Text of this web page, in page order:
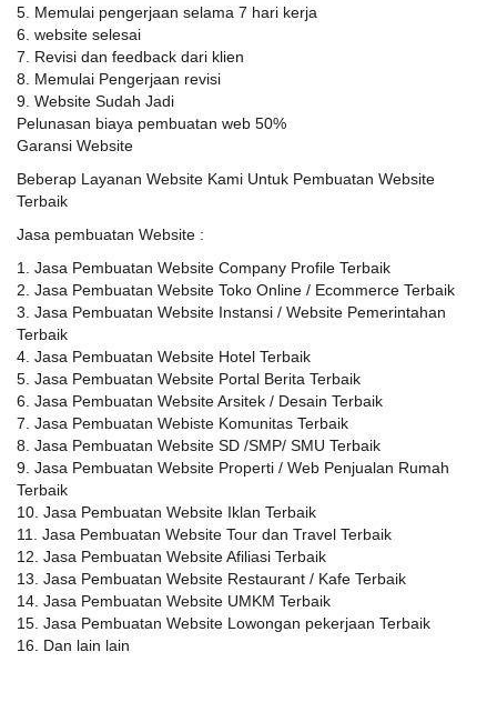
5. Memulai pengerjaan selama 7 hari kerja
6. website selesai
7. Revisi dan feedback dari klien
8. Memulai Pengerjaan revisi
9. Website Sudah Jadi
Pelunasan biaya pembuatan web 50%
Garansi Website
Beberap Layanan Website Kami Untuk Pembuatan Website
Terbaik
Jasa pembuatan Website :
1. Jasa Pembuatan Website Company Profile Terbaik
2. Jasa Pembuatan Website Toko Online / Ecommerce Terbaik
3. Jasa Pembuatan Website Instansi / Website Pemerintahan
Terbaik
4. Jasa Pembuatan Website Hotel Terbaik
5. Jasa Pembuatan Website Portal Berita Terbaik
6. Jasa Pembuatan Website Arsitek / Desain Terbaik
7. Jasa Pembuatan Webiste Komunitas Terbaik
8. Jasa Pembuatan Website SD /SMP/ SMU Terbaik
9. Jasa Pembuatan Website Properti / Web Penjualan Rumah
Terbaik
10. Jasa Pembuatan Website Iklan Terbaik
11. Jasa Pembuatan Website Tour dan Travel Terbaik
12. Jasa Pembuatan Website Afiliasi Terbaik
13. Jasa Pembuatan Website Restaurant / Kafe Terbaik
14. Jasa Pembuatan Website UMKM Terbaik
15. Jasa Pembuatan Website Lowongan pekerjaan Terbaik
16. Dan lain lain